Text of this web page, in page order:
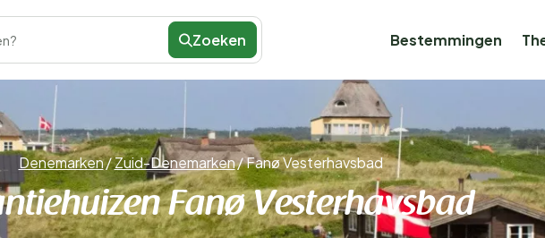
Zoeken Bestemmingen
Denemarken/Zuid-Denemarken/Fanø Vesterhavsbad
Fanø Vesterhavsbad